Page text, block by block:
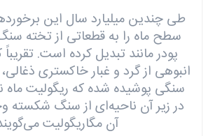
طی چندین میلیارد سال این
سطح ماه را به قطعاتی از تخته
پودر مانند تبدیل کرده است.
انبوهی از گرد و غبار خاکستری
سنگی پوشیده شده که ریگولیت ماه
در زیر آن ناحیه‌ای از سنگ شکسته
آن مگاریگولیت